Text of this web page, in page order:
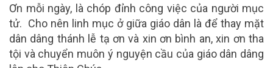
Ơn mỗi ngày, là chóp đỉnh công việc của người mục
tử. Cho nên linh mục ở giữa giáo dân là để thay mặt
dân dâng thánh lễ tạ ơn và xin ơn bình an, xin ơn tha
tội và chuyển muôn ý nguyện cầu của giáo dân dâng